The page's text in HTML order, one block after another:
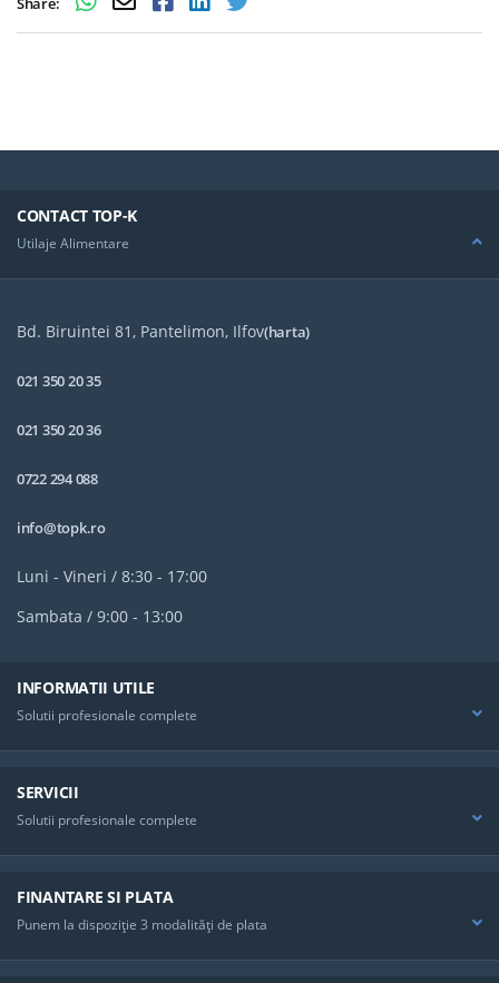
CONTACT TOP-K
Utilaje Alimentare
Bd. Biruintei 81, Pantelimon, Ilfov(harta)
021 350 20 35
021 350 20 36
0722 294 088
info@topk.ro
Luni - Vineri / 8:30 - 17:00
Sambata / 9:00 - 13:00
INFORMATII UTILE
Solutii profesionale complete
SERVICII
Solutii profesionale complete
FINANTARE SI PLATA
Punem la dispoziţie 3 modalităţi de plata